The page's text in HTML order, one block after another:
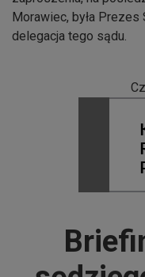
Morawiec, była
delegacja tego sądu.